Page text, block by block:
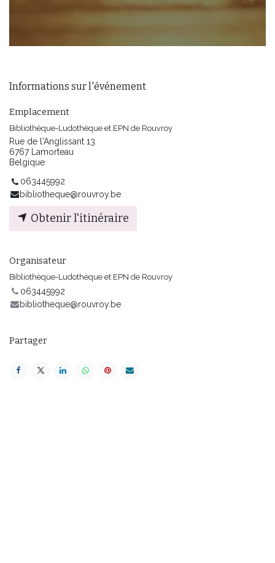
Informations sur l'événement
Emplacement
Bibliothèque-Ludothèque et EPN de Rouvroy
Rue de l'Anglissant 13
6767 Lamorteau
Belgique
063445992
bibliotheque@rouvroy.be
Obtenir l'itinéraire
Organisateur
Bibliothèque-Ludothèque et EPN de Rouvroy
063445992
bibliotheque@rouvroy.be
Partager